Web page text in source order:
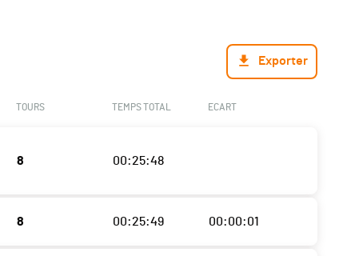
Exporter
TOURS TEMPS TOTAL ECART
8 00:25:48
8 00:25:49 00:00:01